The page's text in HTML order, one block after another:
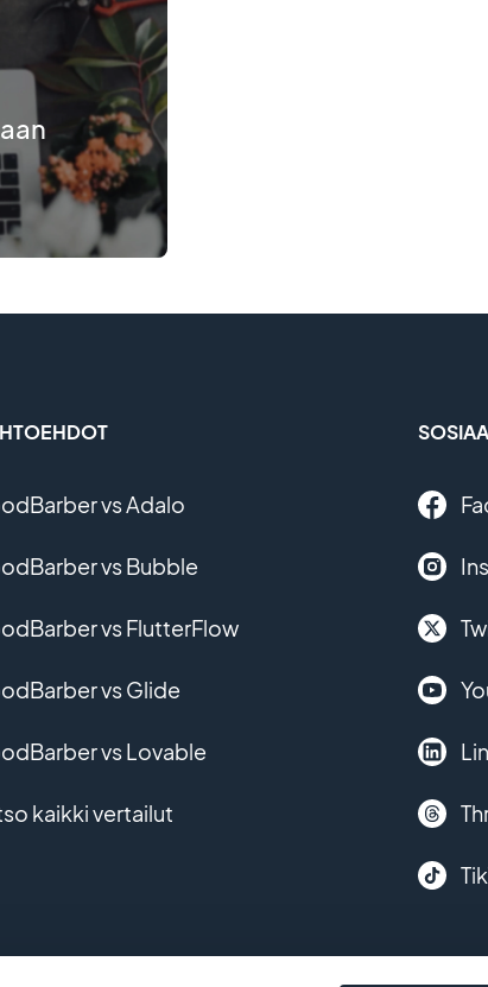
vs Adalo
vs Bubble
vs FlutterFlow
vs Glide
vs Lovable
kaikki vertailut